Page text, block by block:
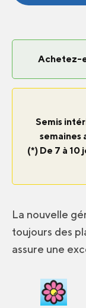
Achetez-
Semis
semaines
(*) De 7 à 10
La nouvelle
toujours des
assure une